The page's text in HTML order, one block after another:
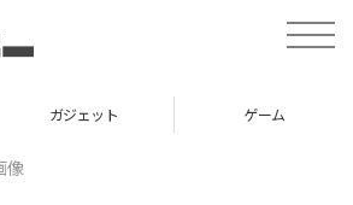
toggle
ガジェット ゲーム
像